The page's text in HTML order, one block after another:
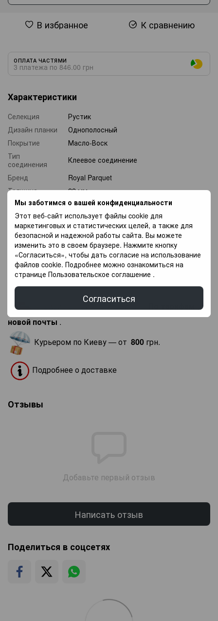
Мы заботимся о вашей конфиденциальности
Этот веб-сайт использует файлы cookie для
маркетинговых и статистических целей, а также для
безопасной и надежной работы сайта. Вы можете
изменить это в своем браузере. Нажмите кнопку
«Согласиться», чтобы дать согласие на использование
файлов cookie. Подробнее можно ознакомиться на
странице Пользовательское соглашение .
Согласиться
В избранное К сравнению
ОПЛАТА ЧАСТЯМИ
3 платежа по 846.00 грн
Характеристики
Селекция
Рустик
Дизайн планки
Однополосный
Покрытие
Масло-Воск
Тип
соединения
Клеевое соединение
Бренд
Royal Parquet
Толщина
22 мм
Длина
500-1600 мм
Ширина
140 мм
Страна
производитель
Украина
Порода дерева
Дуб
Доставка Оплата Гарантия
новой почты .
Курьером по Киеву — от 800 грн.
Подробнее о доставке
Отзывы
Добавьте первый отзыв
Написать отзыв
Поделиться в соцсетях